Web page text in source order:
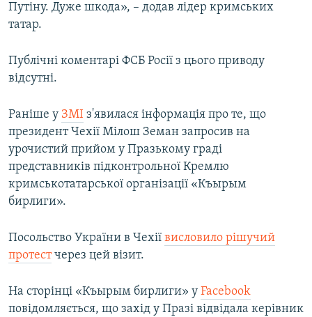
Путіну. Дуже шкода», – додав лідер кримських
татар.
Публічні коментарі ФСБ Росії з цього приводу
відсутні.
Раніше у ЗМІ з'явилася інформація про те, що
президент Чехії Мілош Земан запросив на
урочистий прийом у Празькому граді
представників підконтрольної Кремлю
кримськотатарської організації «Къырым
бирлиги».
Посольство України в Чехії висловило рішучий
протестчерез цей візит.
На сторінці «Къырым бирлиги» у Facebook
повідомляється, що захід у Празі відвідала керівник